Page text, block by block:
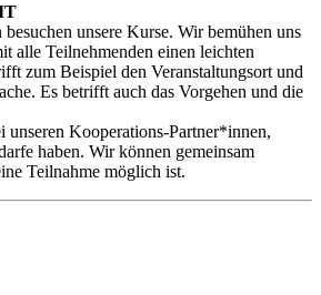
besuchen unsere Kurse. Wir bemühen uns
alle Teilnehmenden einen leichten
zum Beispiel den Veranstaltungsort und
Es betrifft auch das Vorgehen und die
unseren Kooperations-Partner*innen,
haben. Wir können gemeinsam
Teilnahme möglich ist.